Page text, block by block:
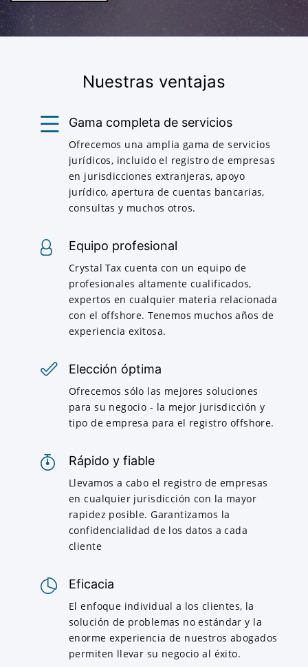
Nuestras ventajas
Gama completa de servicios
Ofrecemos una amplia gama de servicios
jurídicos, incluido el registro de empresas
en jurisdicciones extranjeras, apoyo
jurídico, apertura de cuentas bancarias,
consultas y muchos otros.
Equipo profesional
Crystal Tax cuenta con un equipo de
profesionales altamente cualificados,
expertos en cualquier materia relacionada
con el offshore. Tenemos muchos años de
experiencia exitosa.
Elección óptima
Ofrecemos sólo las mejores soluciones
para su negocio - la mejor jurisdicción y
tipo de empresa para el registro offshore.
Rápido y fiable
Llevamos a cabo el registro de empresas
en cualquier jurisdicción con la mayor
rapidez posible. Garantizamos la
confidencialidad de los datos a cada
cliente
Eficacia
El enfoque individual a los clientes, la
solución de problemas no estándar y la
enorme experiencia de nuestros abogados
permiten llevar su negocio al éxito.